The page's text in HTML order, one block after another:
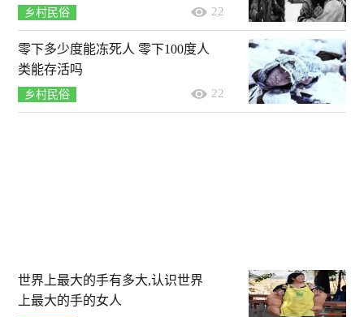
乡村民俗 22
零下多少度能冻死人 零下100度人
类能存活吗
乡村民俗 22
世界上最大的手有多大,认识世界
上最大的手的女人